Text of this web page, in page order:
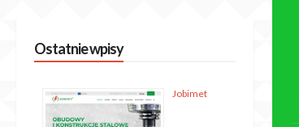
Ostatnie wpisy
Jobimet